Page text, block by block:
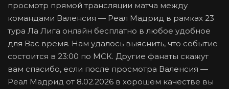
просмотр прямой трансляции матча между
командами Валенсия — Реал Мадрид в рамках 23
тура Ла Лига онлайн бесплатно в любое удобное
для Вас время. Нам удалось выяснить, что событие
состоится в 23:00 по МСК. Другие фанаты скажут
вам спасибо, если после просмотра Валенсия —
Реал Мадрид от 8.02.2026 в хорошем качестве вы